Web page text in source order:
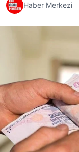
Haber Merkezi